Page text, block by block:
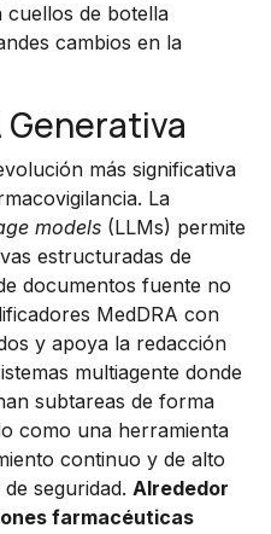
cuellos de botella
cambios en la
Generativa
más significativa
La
models (LLMs) permite
estructuradas de
documentos fuente no
MedDRA con
y apoya la redacción
multiagente donde
subtareas de forma
como una herramienta
continuo y de alto
seguridad. Alrededor
farmacéuticas